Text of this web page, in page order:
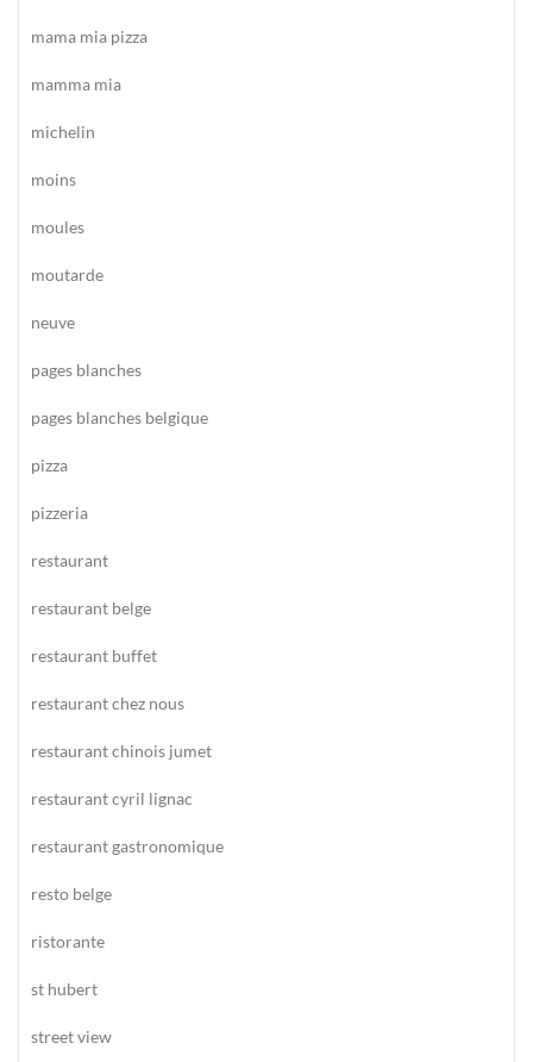
mama mia pizza
mamma mia
michelin
moins
moules
moutarde
neuve
pages blanches
pages blanches belgique
pizza
pizzeria
restaurant
restaurant belge
restaurant buffet
restaurant chez nous
restaurant chinois jumet
restaurant cyril lignac
restaurant gastronomique
resto belge
ristorante
st hubert
street view